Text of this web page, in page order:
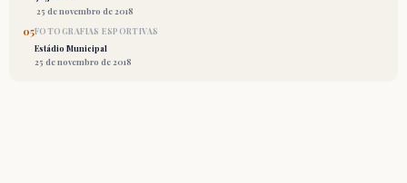
25 de novembro de 2018
05FOTOGRAFIAS ESPORTIVAS
Estádio Municipal
25 de novembro de 2018